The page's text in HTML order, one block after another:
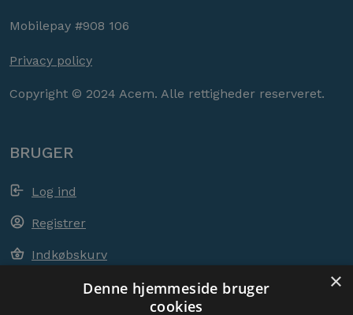
Mobilepay #908 106
Privacy policy
Copyright © 2024 Acem. Alle rettigheder reserveret.
BRUGER
Log ind
Registrer
Indkøbskurv
×
Denne hjemmeside bruger
cookies